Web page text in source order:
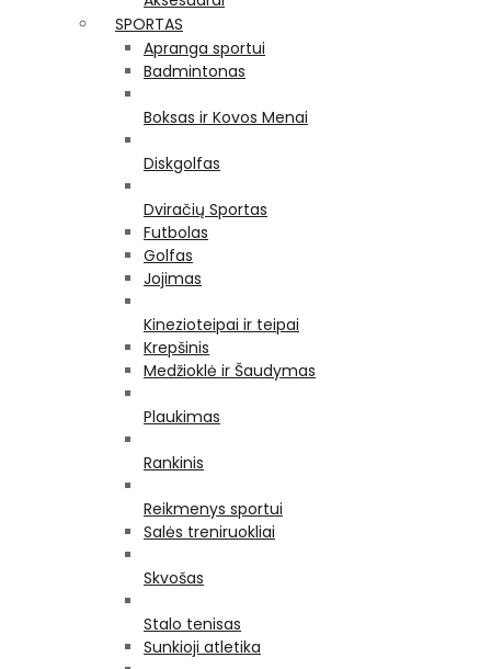
SPORTAS
Apranga sportui
Badmintonas
Boksas ir Kovos Menai
Diskgolfas
Dviračių Sportas
Futbolas
Golfas
Jojimas
Kinezioteipai ir teipai
Krepšinis
Medžioklė ir Šaudymas
Plaukimas
Rankinis
Reikmenys sportui
Salės treniruokliai
Skvošas
Stalo tenisas
Sunkioji atletika